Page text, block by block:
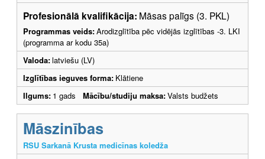
Profesionālā kvalifikācija: Māsas palīgs (3. PKL)
Programmas veids:Arodizglītība pēc vidējās izglītības -3. LKI
(programma ar kodu 35a)
Valoda:latviešu (LV)
Izglītības ieguves forma: Klātiene
Ilgums: 1 gads Mācību/studiju maksa:Valsts budžets
Māszinības
RSU Sarkanā Krusta medicīnas koledža